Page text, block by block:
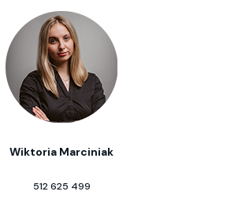
Wiktoria Marciniak
512 625 499